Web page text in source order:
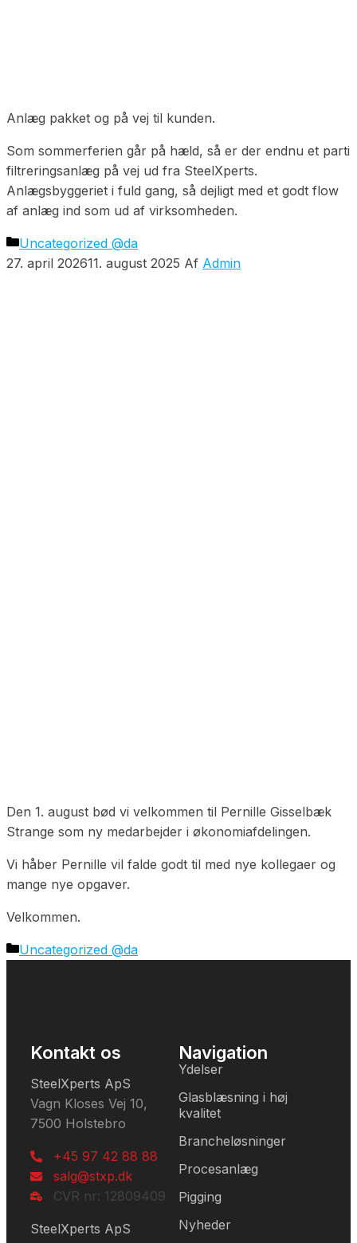
Anlæg pakket og på vej til kunden.
Som sommerferien går på hæld, så er der endnu et parti
filtreringsanlæg på vej ud fra SteelXperts.
Anlægsbyggeriet i fuld gang, så dejligt med et godt flow
af anlæg ind som ud af virksomheden.
Uncategorized @da
27. april 202611. august 2025 Af Admin
Den 1. august bød vi velkommen til Pernille Gisselbæk
Strange som ny medarbejder i økonomiafdelingen.
Vi håber Pernille vil falde godt til med nye kollegaer og
mange nye opgaver.
Velkommen.
Uncategorized @da
Navigation
Ydelser
Glasblæsning i høj
kvalitet
Brancheløsninger
Procesanlæg
Pigging
Nyheder
Kontakt os
SteelXperts ApS
Vagn Kloses Vej 10,
7500 Holstebro
+45 97 42 88 88
salg@stxp.dk
CVR nr: 12809409
SteelXperts ApS